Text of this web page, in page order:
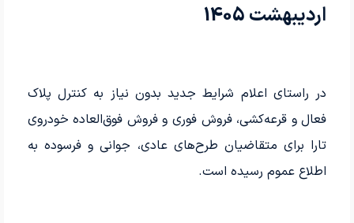
اردیبهشت 1405
در راستای اعلام شرایط جدید بدون نیاز به کنترل پلاک
فعال و قرعه‌کشی، فروش فوری و فروش فوق‌العاده خودروی
تارا برای متقاضیان طرح‌های عادی، جوانی و فرسوده به
اطلاع عموم رسیده است.